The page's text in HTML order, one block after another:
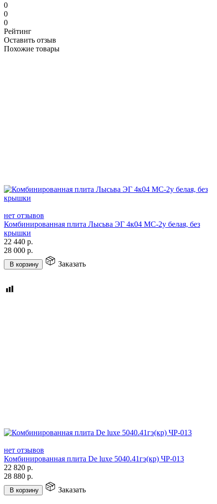
0
0
0
Рейтинг
Оставить отзыв
Похожие товары
нет отзывов
Комбинированная плита Лысьва ЭГ 4к04 МС-2у белая, без
крышки
22 440 р.
28 000 р.
В корзину Заказать
нет отзывов
Комбинированная плита De luxe 5040.41гэ(кр) ЧР-013
22 820 р.
28 880 р.
В корзину Заказать